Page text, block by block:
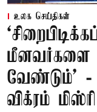
உலக செய்திகள்
மீனவர்களை
வேண்டும்' -
விக்ரம்